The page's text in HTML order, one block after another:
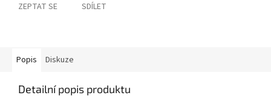
ZEPTAT SE SDÍLET
Popis Diskuze
Detailní popis produktu